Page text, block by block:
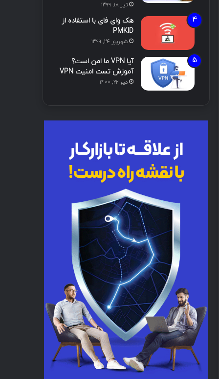
تیر ۱۸, ۱۳۹۹
هک وای فای با استفاده از
PMKID
شهریور ۲۴, ۱۳۹۹
آیا VPN ما امن است؟
آموزش تست امنیت VPN
مهر ۲۲, ۱۴۰۰